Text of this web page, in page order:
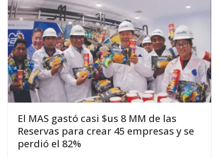
El MAS gastó casi $us 8 MM de las
Reservas para crear 45 empresas y se
perdió el 82%